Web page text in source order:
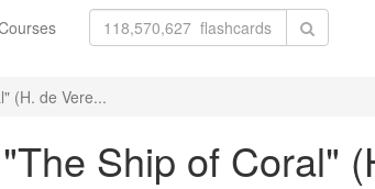
(H. de Vere...
Ship of Coral"